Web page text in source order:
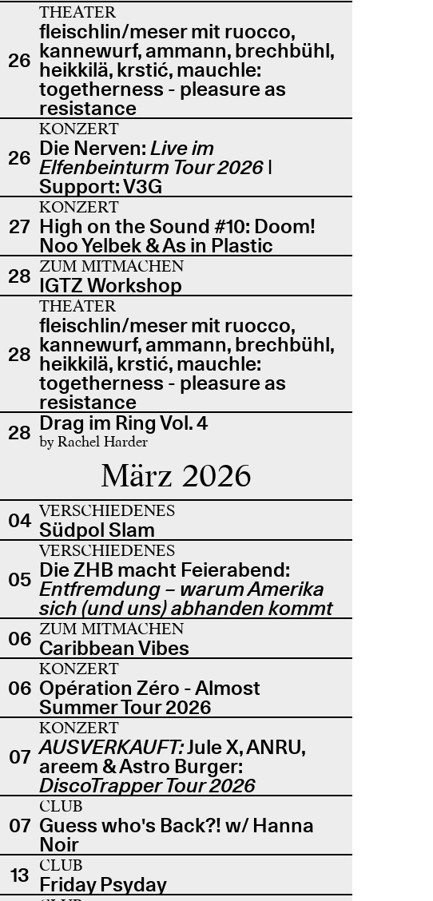
26
THEATER
fleischlin/meser mit ruocco,
kannewurf, ammann, brechbühl,
heikkilä, krstić, mauchle:
togetherness - pleasure as
resistance
26
KONZERT
Die Nerven:Live im
Elfenbeinturm Tour 2026 |
Support: V3G
27
KONZERT
High on the Sound #10: Doom!
Noo Yelbek & As in Plastic
28 ZUM MITMACHEN
IGTZ Workshop
28
THEATER
fleischlin/meser mit ruocco,
kannewurf, ammann, brechbühl,
heikkilä, krstić, mauchle:
togetherness - pleasure as
resistance
28 Drag im Ring Vol. 4
by Rachel Harder
März 2026
04 VERSCHIEDENES
Südpol Slam
05
VERSCHIEDENES
Die ZHB macht Feierabend:
Entfremdung – warum Amerika
sich (und uns) abhanden kommt
06 ZUM MITMACHEN
Caribbean Vibes
06
KONZERT
Opération Zéro - Almost
Summer Tour 2026
07
KONZERT
AUSVERKAUFT:Jule X, ANRU,
areem & Astro Burger:
DiscoTrapper Tour 2026
07
CLUB
Guess who's Back?! w/ Hanna
Noir
13 CLUB
Friday Psyday